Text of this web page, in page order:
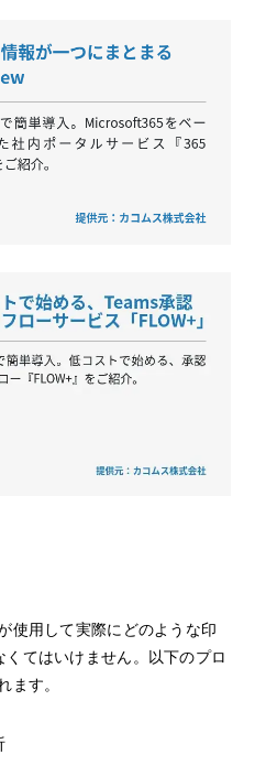
使用して実際にどのような印
てはいけません。以下のプロ
ます。